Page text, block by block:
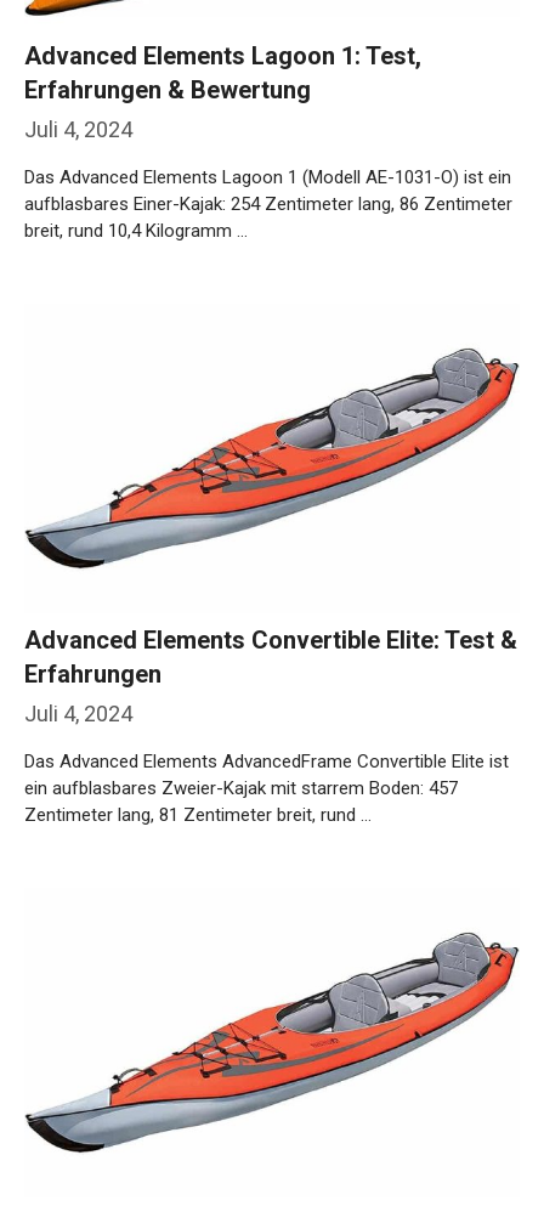
Juli 4, 2024
Advanced Elements Lagoon 1: Test,
Erfahrungen & Bewertung
Das Advanced Elements Lagoon 1 (Modell AE-1031-O) ist ein
aufblasbares Einer-Kajak: 254 Zentimeter lang, 86 Zentimeter
breit, rund 10,4 Kilogramm …
Juli 4, 2024
Advanced Elements Convertible Elite: Test &
Erfahrungen
Das Advanced Elements AdvancedFrame Convertible Elite ist
ein aufblasbares Zweier-Kajak mit starrem Boden: 457
Zentimeter lang, 81 Zentimeter breit, rund …